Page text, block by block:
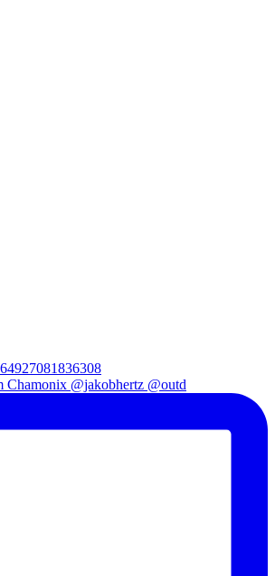
Chamonix @jakobhertz @outd